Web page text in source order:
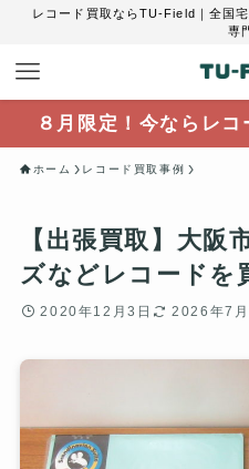
レコード買取ならTU-Field｜全国
専
８月限定！今ならレコ
ホーム レコード買取事例
【出張買取】大阪
ズなどレコードを
2020年12月3日 2026年7月